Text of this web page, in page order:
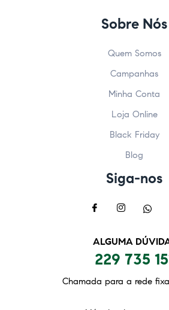
Sobre Nós
Quem Somos
Campanhas
Minha Conta
Loja Online
Black Friday
Blog
Siga-nos
ALGUMA
229 735
Chamada para a rede